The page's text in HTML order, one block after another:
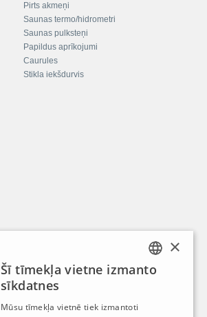
Pirts akmeņi
Saunas termo/hidrometri
Saunas pulksteņi
Papildus aprīkojumi
Caurules
Stikla iekšdurvis
LATVIAN
×
Šī tīmekļa vietne izmanto
sīkdatnes
Mūsu tīmekļa vietnē tiek izmantoti